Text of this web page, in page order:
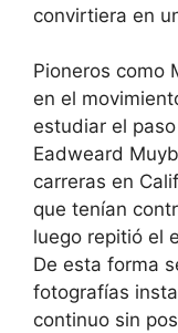
convirtiera en
Pioneros como
en el
estudiar el
Eadweard
carreras en
que tenían
luego repitió el
De esta forma
fotografías
continuo sin